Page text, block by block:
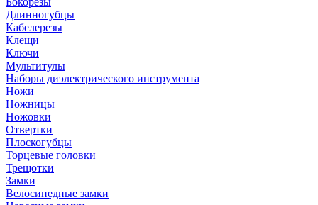
Длинногубцы
Кабелерезы
Клещи
Ключи
Мультитулы
Наборы диэлектрического инструмента
Ножи
Ножницы
Ножовки
Отвертки
Плоскогубцы
Торцевые головки
Трещотки
Замки
Велосипедные замки